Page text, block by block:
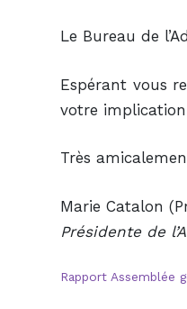
Le Bureau de
Espérant vous
votre implication
Très
Marie Catalon
Présidente de
Rapport Assemblée